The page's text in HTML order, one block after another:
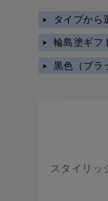
タイプから
輪島塗ギフ
黒色（ブラ